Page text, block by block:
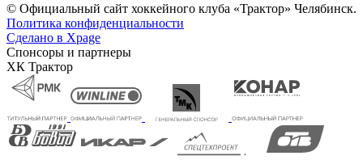
© Официальный сайт хоккейного клуба «Трактор» Челябинск.
Политика конфиденциальности
Сделано в Xpage
Спонсоры и партнеры
ХК Трактор